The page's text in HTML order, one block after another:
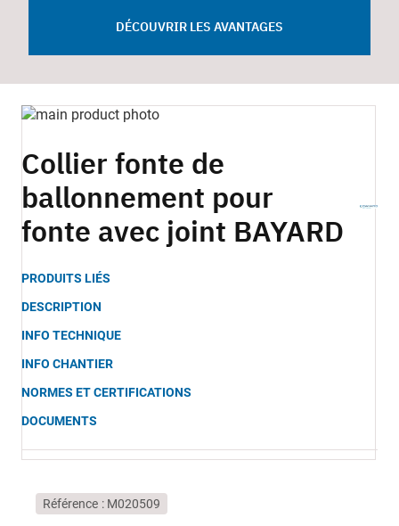
DÉCOUVRIR LES AVANTAGES
Skip
the
end
of
the
images
to
the
beginning
of
the
gallery
Collier fonte de
ballonnement pour
fonte avec joint BAYARD
PRODUITS LIÉS
DESCRIPTION
INFO TECHNIQUE
INFO CHANTIER
NORMES ET CERTIFICATIONS
DOCUMENTS
Référence M020509